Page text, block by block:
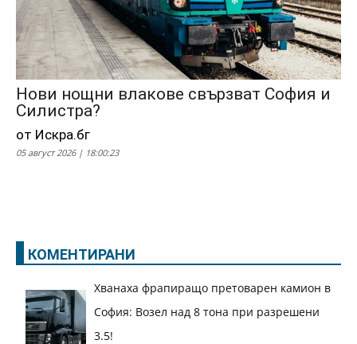
Нови нощни влакове свързват София и
Силистра?
от Искра.бг
05 август 2026 | 18:00:23
КОМЕНТИРАНИ
Хванаха фрапиращо претоварен камион в
София: Возел над 8 тона при разрешени
3.5!